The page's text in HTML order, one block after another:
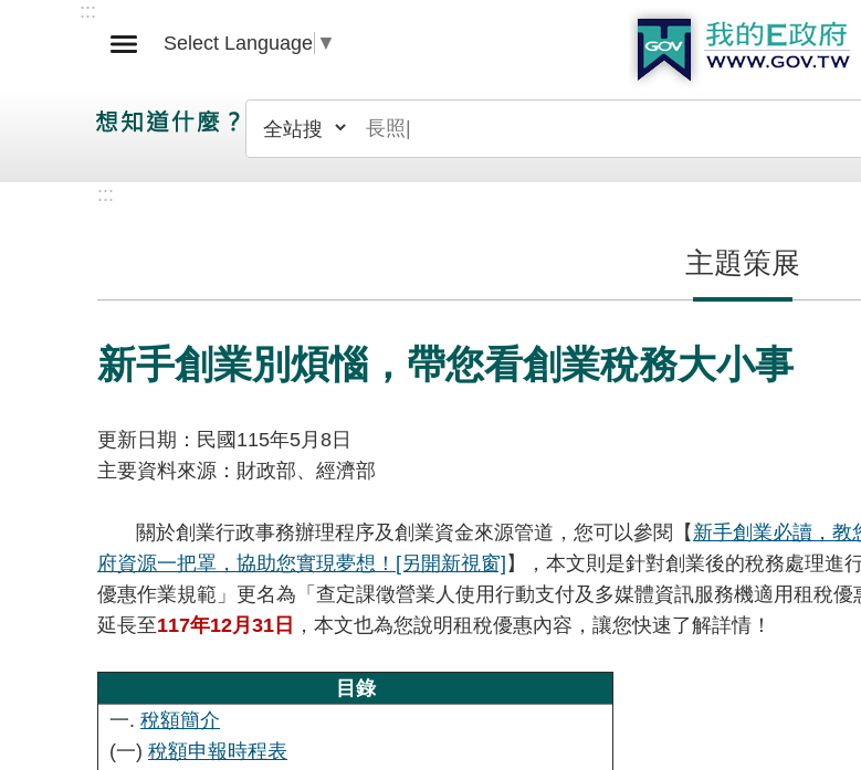
跳到主要內容區塊
:::
Select Language ▼
:::
主題策展
新手創業別煩惱，帶您看創業稅務大小事
更新日期：民國115年5月8日
主要資料來源：財政部、經濟部
關於創業行政事務辦理程序及創業資金來源管道，您可以參閱【 新手創業必讀，教
府資源一把罩，協助您實現夢想！ [另開新視窗] 】，本文則是針對創業後的稅務處理進
優惠作業規範」更名為「查定課徵營業人使用行動支付及多媒體資訊服務機適用租稅
延長至117年12月31日 ，本文也為您說明租稅優惠內容，讓您快速了解詳情！
目錄
一. 稅額簡介
(一) 稅額申報時程表